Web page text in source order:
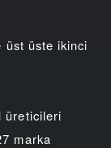
üst üste ikinci
üreticileri
marka